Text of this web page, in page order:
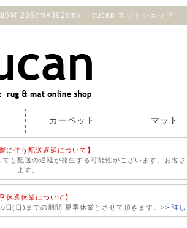
6畳 286cm×382cm） | cucan ネットショップ
カーペット マット
に伴う配送遅延について】
配送の遅延が発生する可能性がございます。お客
ます。
季休業休業について】
(日)までの期間 夏季休業とさせて頂きます。>> 詳